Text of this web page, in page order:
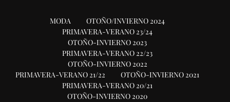
MODA
OTOÑO/INVIERNO 2024
PRIMAVERA-VERANO 23/24
OTOÑO-INVIERNO 2023
PRIMAVERA-VERANO 22/23
OTOÑO-INVIERNO 2022
PRIMAVERA-VERANO 21/22
OTOÑO-INVIERNO 2021
PRIMAVERA-VERANO 20/21
OTOÑO-INVIERNO 2020